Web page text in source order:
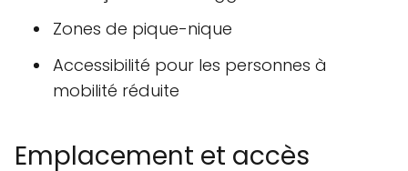
Zones de pique-nique
Accessibilité pour les personnes à
mobilité réduite
Emplacement et accès